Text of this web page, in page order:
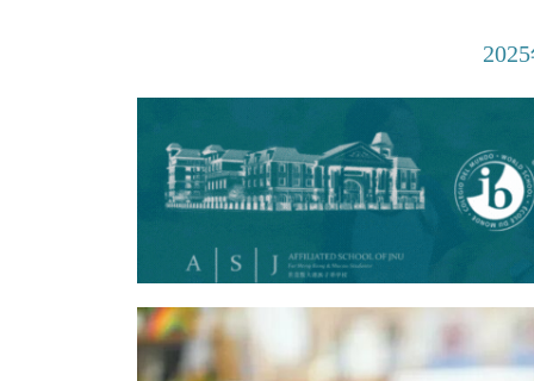
招生资讯
新闻活动
2025